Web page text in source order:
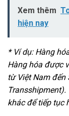
Xem thêm
hiện nay
* Ví dụ: Hàng
Hàng hóa được
từ Việt Nam đến
khác để tiếp tục